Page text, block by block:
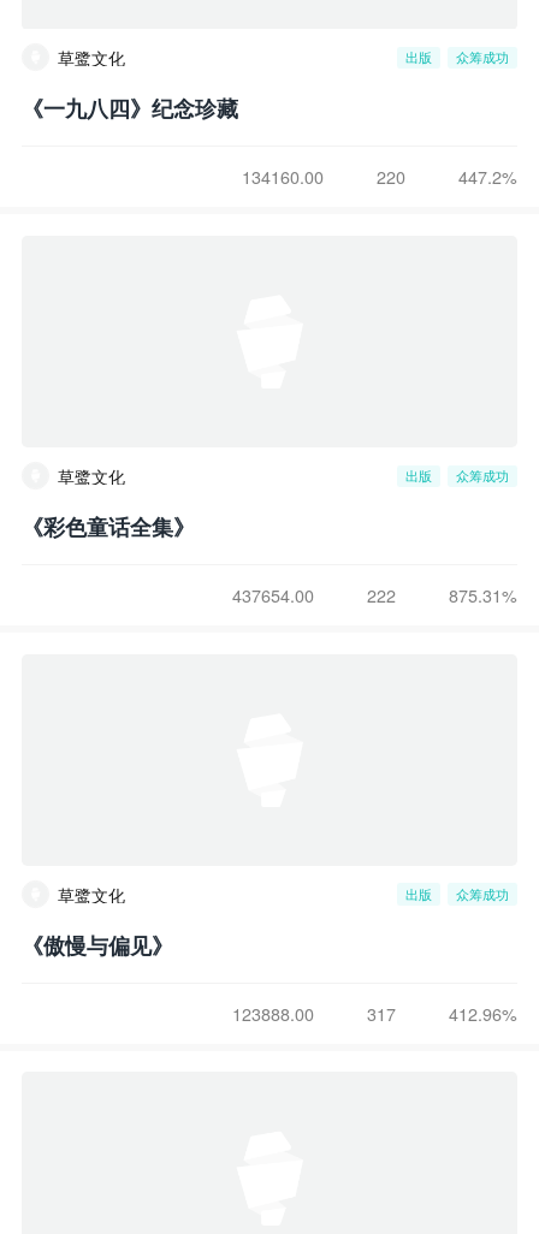
草鹭文化 出版 众筹成功
《一九八四》纪念珍藏
134160.00 220 447.2%
草鹭文化 出版 众筹成功
《彩色童话全集》
437654.00 222 875.31%
草鹭文化 出版 众筹成功
《傲慢与偏见》
123888.00 317 412.96%